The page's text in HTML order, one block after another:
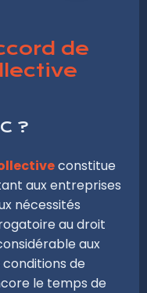
de
?
constitue
aux entreprises
nécessités
au droit
aux
de
le temps de